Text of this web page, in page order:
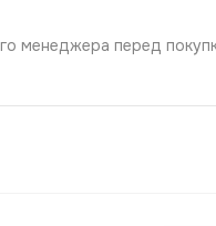
менеджера перед